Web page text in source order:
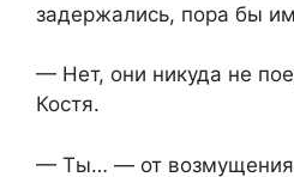
задержались, пора бы
— Нет, они никуда не
Костя.
— Ты… — от возмущения